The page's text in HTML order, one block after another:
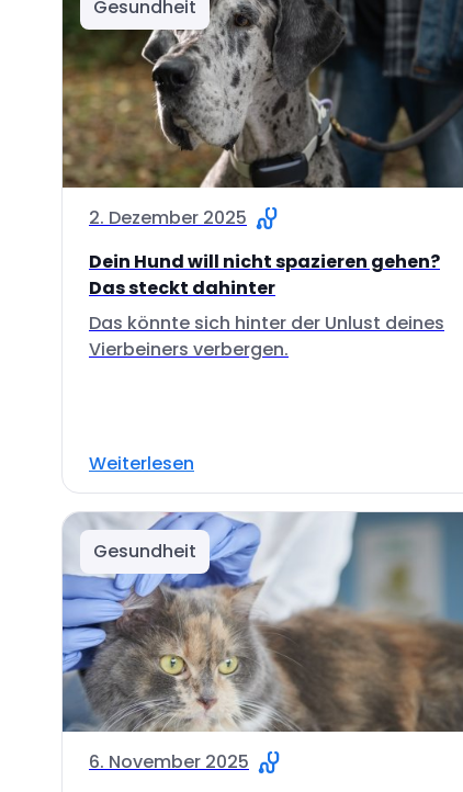
Gesundheit
2. Dezember 2025
Dein Hund will nicht spazieren gehen?
Das steckt dahinter
Das könnte sich hinter der Unlust deines
Vierbeiners verbergen.
Weiterlesen
Gesundheit
6. November 2025